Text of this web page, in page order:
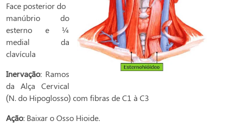
Face posterior do
manúbrio do
esterno e ¼
medial da
clavícula
Inervação: Ramos
da Alça Cervical
(N. do Hipoglosso) com fibras de C1 à C3
Ação: Baixar o Osso Hioide.